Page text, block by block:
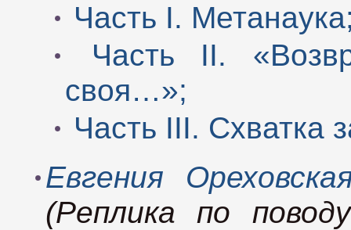
Часть I.
Часть II.
своя…»;
Часть III. Схватка
Евгения
(Реплика по